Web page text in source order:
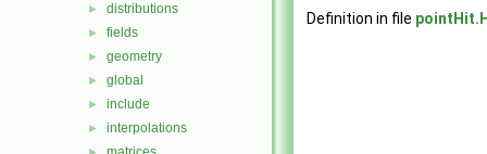
► distributions
► fields
► geometry
► global
► include
► interpolations
Definition in file